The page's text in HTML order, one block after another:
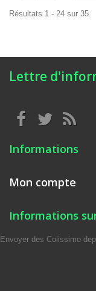
Résultats 1 - 24 sur 35.
Lettre
Informations
Mon compte
Informations
Envoyer des Colissimo